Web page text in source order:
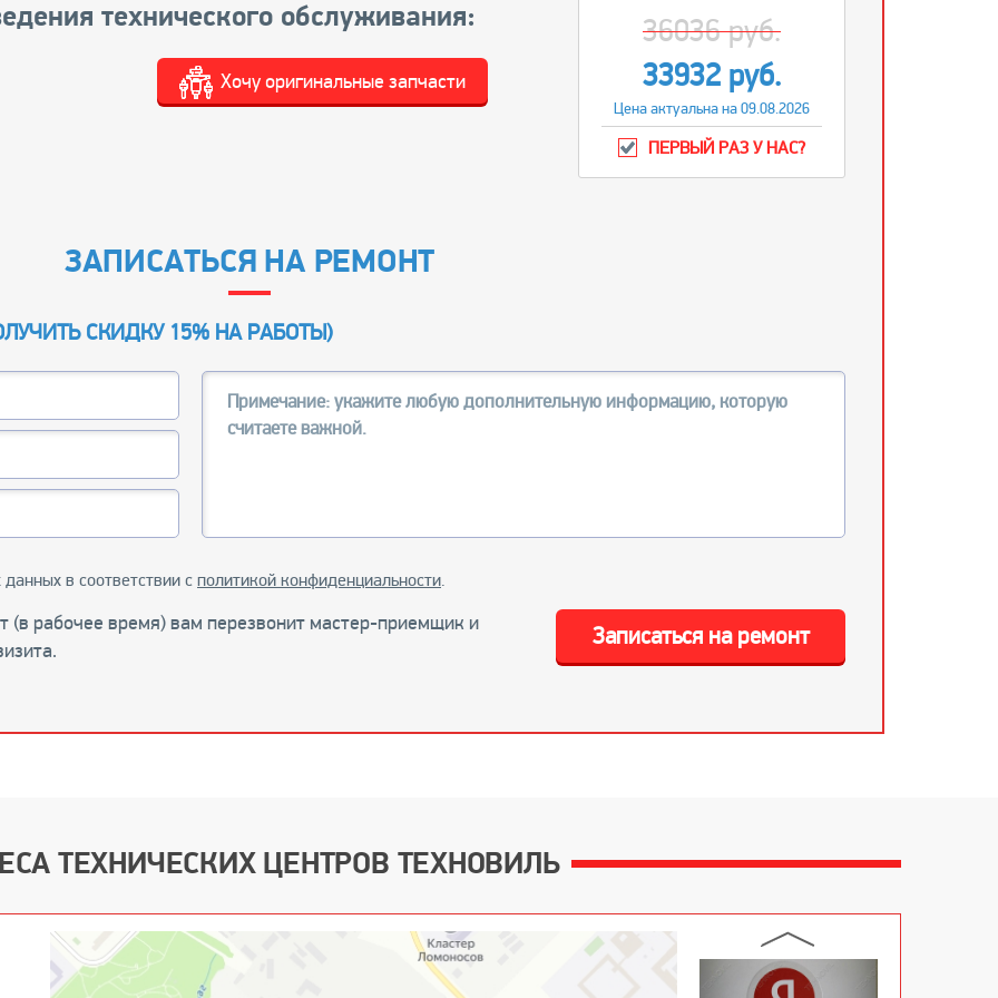
технического обслуживания:
Хочу оригинальные запчасти
36036 руб.
33932 руб.
Цена актуальна на 09.08.2026
ПЕРВЫЙ РАЗ У НАС?
ЗАПИСАТЬСЯ НА РЕМОНТ
СКИДКУ 15% НА РАБОТЫ)
в соответствии с политикой конфиденциальности.
(в рабочее время) вам перезвонит мастер-приемщик и
Записаться на ремонт
ТЕХНИЧЕСКИХ ЦЕНТРОВ ТЕХНОВИЛЬ